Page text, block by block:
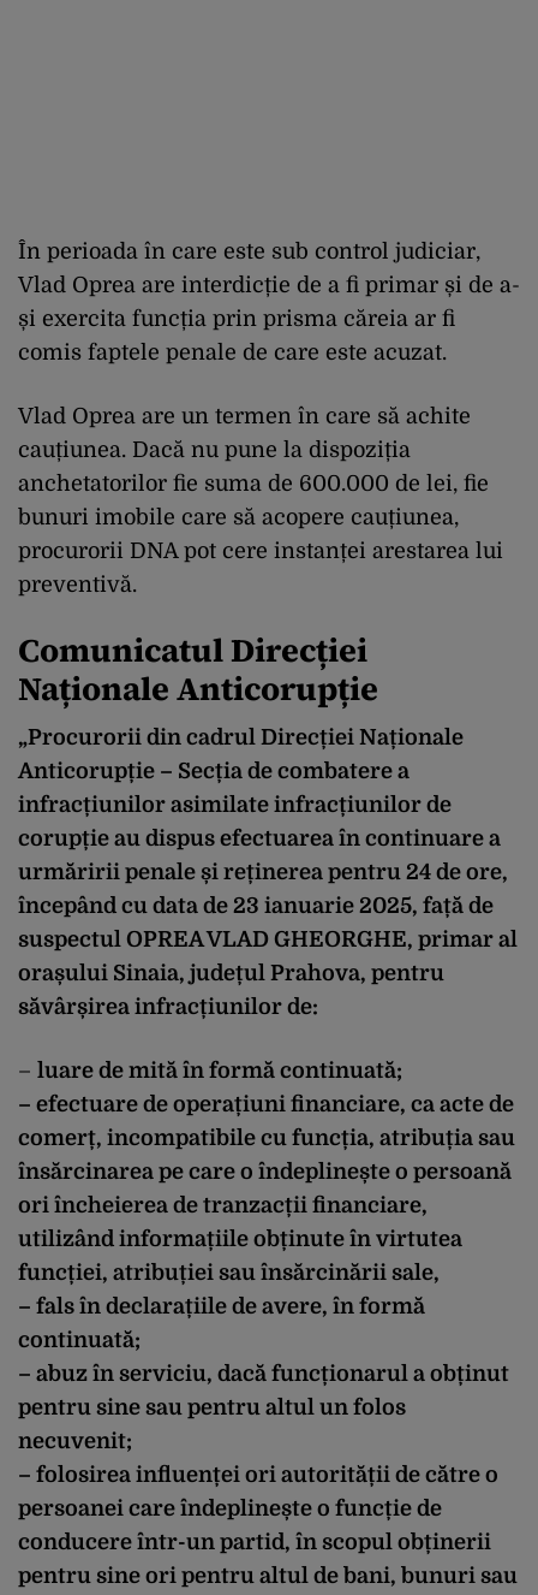
În perioada în care este sub control judiciar,
Vlad Oprea are interdicție de a fi primar și de a-
și exercita funcția prin prisma căreia ar fi
comis faptele penale de care este acuzat.
Vlad Oprea are un termen în care să achite
cauțiunea. Dacă nu pune la dispoziția
anchetatorilor fie suma de 600.000 de lei, fie
bunuri imobile care să acopere cauțiunea,
procurorii DNA pot cere instanței arestarea lui
preventivă.
Comunicatul Direcției
Naționale Anticorupție
„Procurorii din cadrul Direcției Naționale
Anticorupție – Secția de combatere a
infracțiunilor asimilate infracțiunilor de
corupție au dispus efectuarea în continuare a
urmăririi penale și reținerea pentru 24 de ore,
începând cu data de 23 ianuarie 2025, față de
suspectul OPREA VLAD GHEORGHE, primar al
orașului Sinaia, județul Prahova, pentru
săvârșirea infracțiunilor de:
– luare de mită în formă continuată;
– efectuare de operațiuni financiare, ca acte de
comerț, incompatibile cu funcția, atribuția sau
însărcinarea pe care o îndeplinește o persoană
ori încheierea de tranzacții financiare,
utilizând informațiile obținute în virtutea
funcției, atribuției sau însărcinării sale,
– fals în declarațiile de avere, în formă
continuată;
– abuz în serviciu, dacă funcționarul a obținut
pentru sine sau pentru altul un folos
necuvenit;
– folosirea influenței ori autorității de către o
persoanei care îndeplinește o funcție de
conducere într-un partid, în scopul obținerii
pentru sine ori pentru altul de bani, bunuri sau